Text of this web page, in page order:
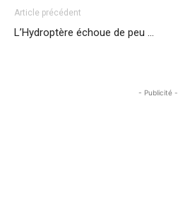
Article précédent
L’Hydroptère échoue de peu …
- Publicité -